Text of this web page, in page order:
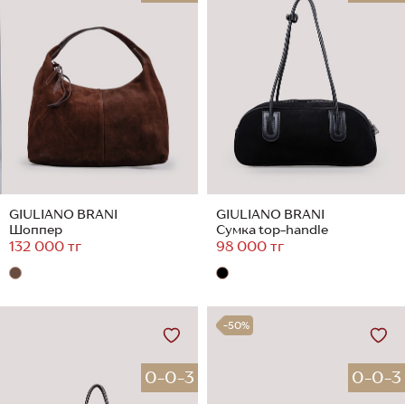
GIULIANO BRANI
Шоппер
132 000 тг
GIULIANO BRANI
Сумка top-handle
98 000 тг
0-0-3
-50%
0-0-3